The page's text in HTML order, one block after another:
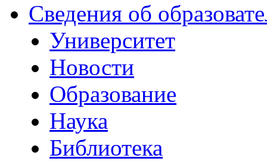
Сведения об
Университет
Новости
Образование
Наука
Библиотека